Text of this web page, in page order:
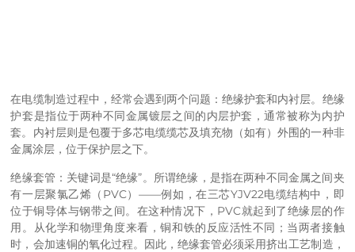
在电缆制造过程中，经常会遇到两个问题：绝缘护套和内衬层。绝缘
护套是指位于两种不同金属镀层之间的内层护套，通常被称为内护
套。内衬层则是包覆于多芯电缆缆芯及填充物（如有）外围的一种非
金属涂层，位于保护层之下。
绝缘套管：关键词是“绝缘”。所谓绝缘，是指在两种不同金属之间夹
有一层聚氯乙烯（PVC）——例如，在三芯YJV22电缆结构中，即
位于铜导体与钢带之间。在这种情况下，PVC就起到了绝缘层的作
用。从化学和物理角度来看，铜和铁的反应活性不同；当两者接触
时，会加速铜的氧化过程。因此，绝缘套管必须采用挤出工艺制造，